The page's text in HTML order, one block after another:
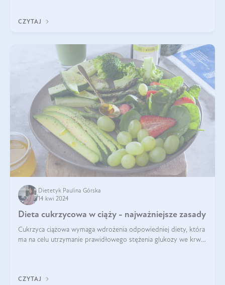
CZYTAJ
Dietetyk Paulina Górska
14 kwi 2024
Dieta cukrzycowa w ciąży - najważniejsze zasady
Cukrzyca ciążowa wymaga wdrożenia odpowiedniej diety, która
ma na celu utrzymanie prawidłowego stężenia glukozy we krwi i
CZYTAJ